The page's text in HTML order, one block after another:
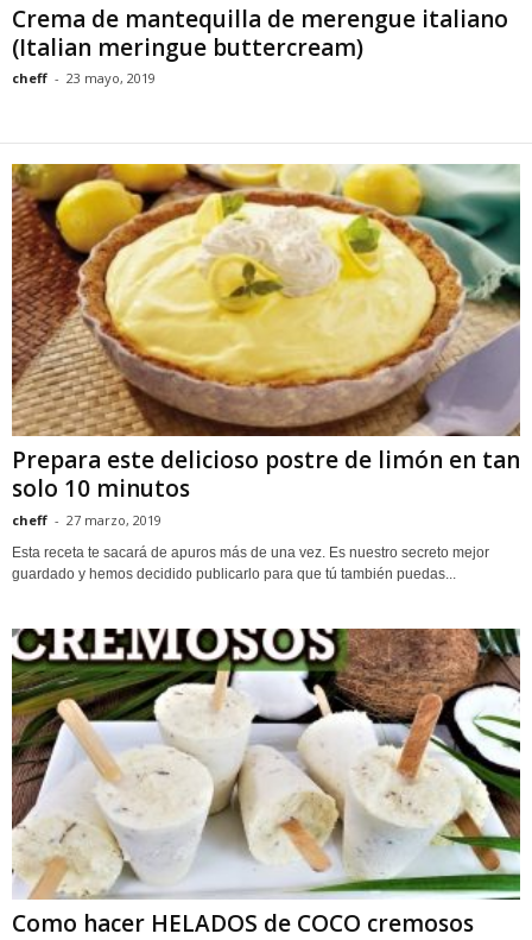
Crema de mantequilla de merengue italiano
(Italian meringue buttercream)
cheff - 23 mayo, 2019
Prepara este delicioso postre de limón en tan
solo 10 minutos
cheff - 27 marzo, 2019
Esta receta te sacará de apuros más de una vez. Es nuestro secreto mejor
guardado y hemos decidido publicarlo para que tú también puedas...
Como hacer HELADOS de COCO cremosos